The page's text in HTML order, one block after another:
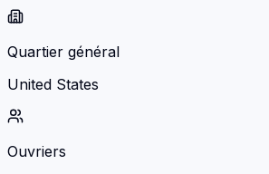
Quartier général
United States
Ouvriers